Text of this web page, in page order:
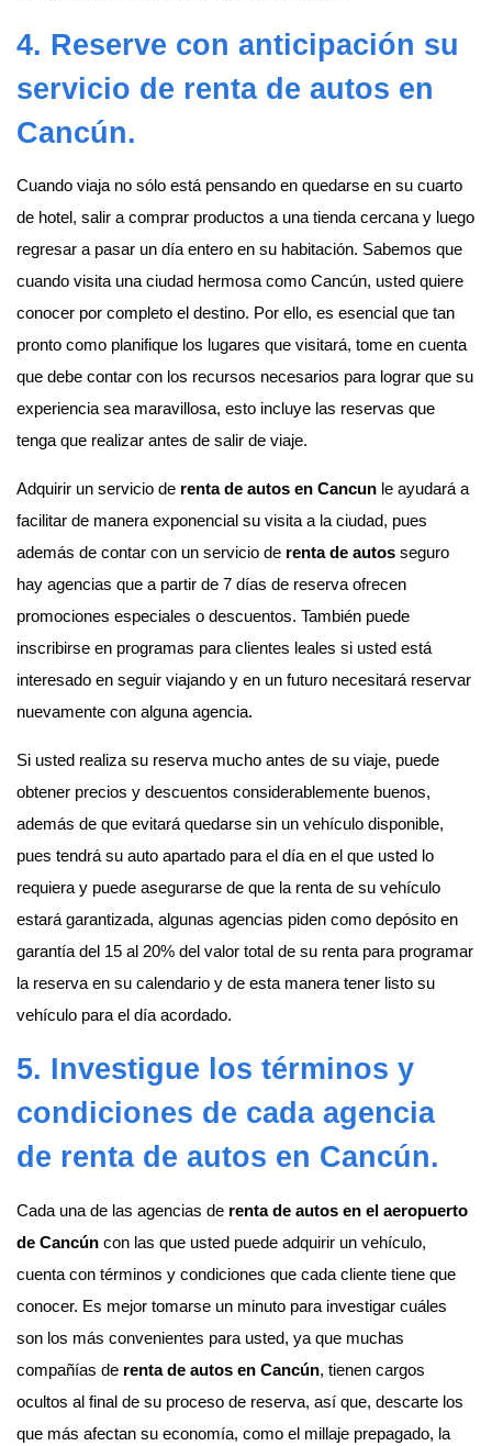
4. Reserve con anticipación su
servicio de renta de autos en
Cancún.
Cuando viaja no sólo está pensando en quedarse en su cuarto
de hotel, salir a comprar productos a una tienda cercana y luego
regresar a pasar un día entero en su habitación. Sabemos que
cuando visita una ciudad hermosa como Cancún, usted quiere
conocer por completo el destino. Por ello, es esencial que tan
pronto como planifique los lugares que visitará, tome en cuenta
que debe contar con los recursos necesarios para lograr que su
experiencia sea maravillosa, esto incluye las reservas que
tenga que realizar antes de salir de viaje.
Adquirir un servicio de renta de autos en Cancun le ayudará a
facilitar de manera exponencial su visita a la ciudad, pues
además de contar con un servicio de renta de autos seguro
hay agencias que a partir de 7 días de reserva ofrecen
promociones especiales o descuentos. También puede
inscribirse en programas para clientes leales si usted está
interesado en seguir viajando y en un futuro necesitará reservar
nuevamente con alguna agencia.
Si usted realiza su reserva mucho antes de su viaje, puede
obtener precios y descuentos considerablemente buenos,
además de que evitará quedarse sin un vehículo disponible,
pues tendrá su auto apartado para el día en el que usted lo
requiera y puede asegurarse de que la renta de su vehículo
estará garantizada, algunas agencias piden como depósito en
garantía del 15 al 20% del valor total de su renta para programar
la reserva en su calendario y de esta manera tener listo su
vehículo para el día acordado.
5. Investigue los términos y
condiciones de cada agencia
de renta de autos en Cancún.
Cada una de las agencias de renta de autos en el aeropuerto
de Cancún con las que usted puede adquirir un vehículo,
cuenta con términos y condiciones que cada cliente tiene que
conocer. Es mejor tomarse un minuto para investigar cuáles
son los más convenientes para usted, ya que muchas
compañías de renta de autos en Cancún, tienen cargos
ocultos al final de su proceso de reserva, así que, descarte los
que más afectan su economía, como el millaje prepagado, la